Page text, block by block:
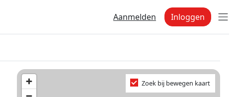
Aanmelden Inloggen
Zoek bij bewegen kaart